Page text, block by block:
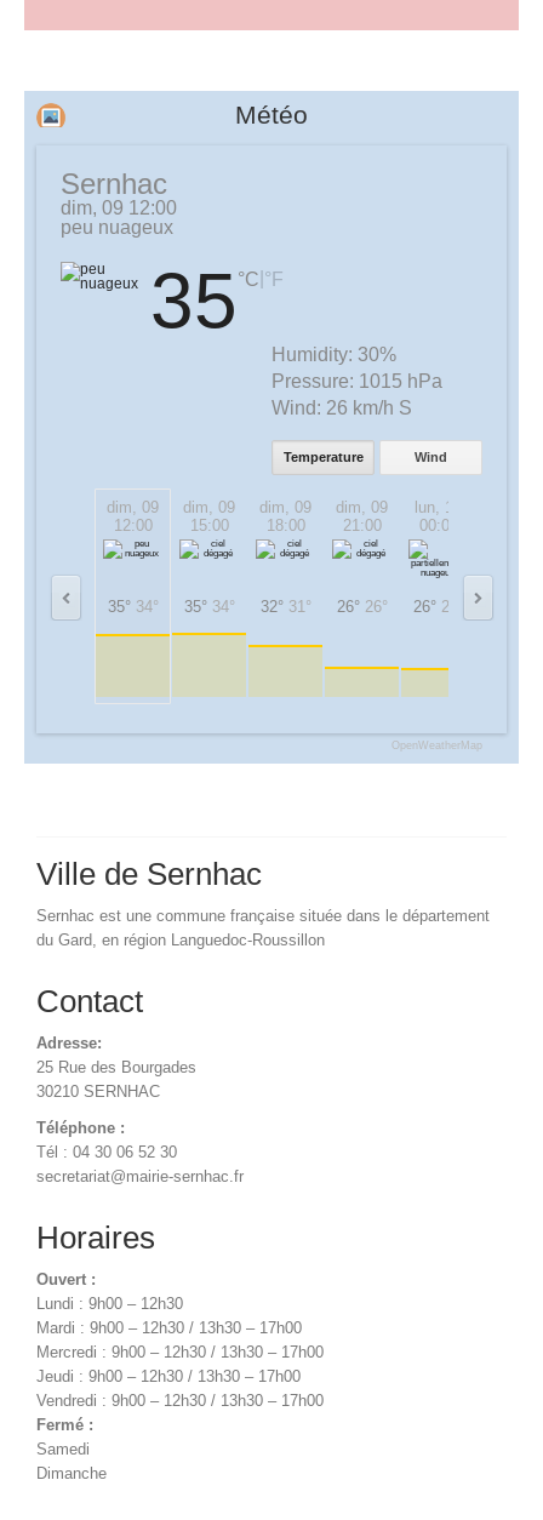
Météo
Sernhac
dim, 09 12:00
peu nuageux
35 °C °F
Humidity: 30%
Pressure: 1015 hPa
Wind: 26 km/h S
Temperature Wind
dim, 09
12:00
35° 34°
dim, 09
15:00
35° 34°
dim, 09
18:00
32° 31°
dim, 09
21:00
26° 26°
lun, 10
00:00
26° 26°
OpenWeatherMap
Ville de Sernhac
Sernhac est une commune française située dans le département
du Gard, en région Languedoc-Roussillon
Contact
Adresse:
25 Rue des Bourgades
30210 SERNHAC
Téléphone :
Tél : 04 30 06 52 30
secretariat@mairie-sernhac.fr
Horaires
Ouvert :
Lundi : 9h00 – 12h30
Mardi : 9h00 – 12h30 / 13h30 – 17h00
Mercredi : 9h00 – 12h30 / 13h30 – 17h00
Jeudi : 9h00 – 12h30 / 13h30 – 17h00
Vendredi : 9h00 – 12h30 / 13h30 – 17h00
Fermé :
Samedi
Dimanche